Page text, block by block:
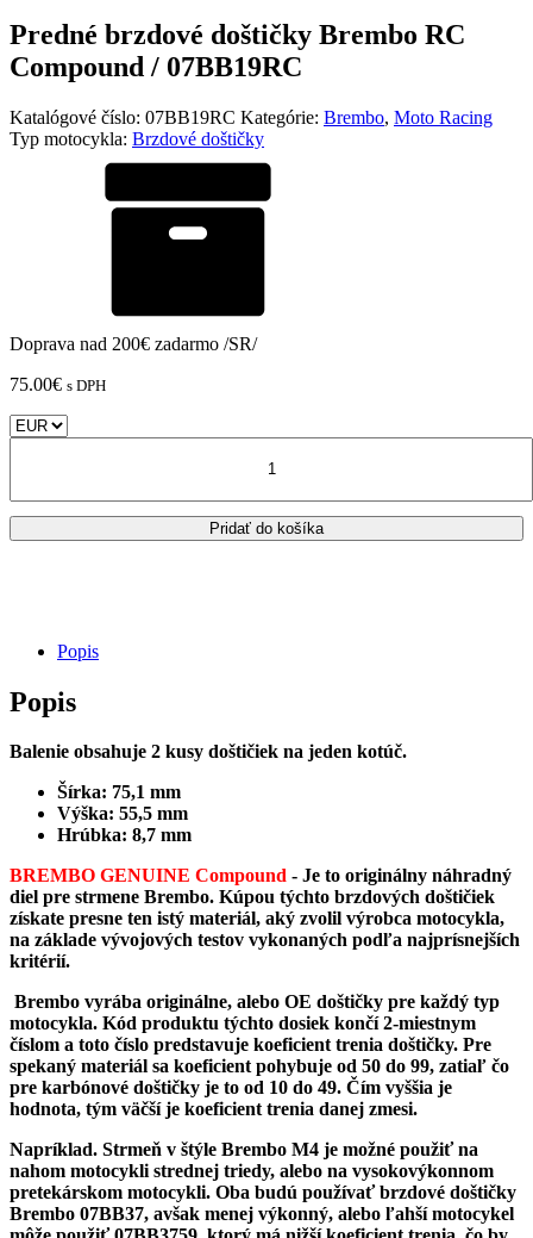
Predné brzdové doštičky Brembo RC
Compound / 07BB19RC
Katalógové číslo: 07BB19RC Kategórie: Brembo, Moto Racing
Typ motocykla: Brzdové doštičky
Doprava nad 200€ zadarmo /SR/
75.00€ s DPH
Pridať do košíka
Popis
Popis
Balenie obsahuje 2 kusy doštičiek na jeden kotúč.
Šírka: 75,1 mm
Výška: 55,5 mm
Hrúbka: 8,7 mm
BREMBO GENUINE Compound - Je to originálny náhradný
diel pre strmene Brembo. Kúpou týchto brzdových doštičiek
získate presne ten istý materiál, aký zvolil výrobca motocykla,
na základe vývojových testov vykonaných podľa najprísnejších
kritérií.
Brembo vyrába originálne, alebo OE doštičky pre každý typ
motocykla. Kód produktu týchto dosiek končí 2-miestnym
číslom a toto číslo predstavuje koeficient trenia doštičky. Pre
spekaný materiál sa koeficient pohybuje od 50 do 99, zatiaľ čo
pre karbónové doštičky je to od 10 do 49. Čím vyššia je
hodnota, tým väčší je koeficient trenia danej zmesi.
Napríklad. Strmeň v štýle Brembo M4 je možné použiť na
nahom motocykli strednej triedy, alebo na vysokovýkonnom
pretekárskom motocykli. Oba budú používať brzdové doštičky
Brembo 07BB37, avšak menej výkonný, alebo ľahší motocykel